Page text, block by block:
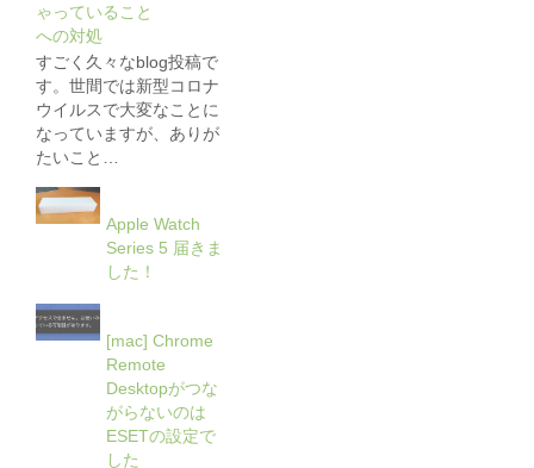
ゃっていること
への対処
すごく久々なblog投稿で
す。世間では新型コロナ
ウイルスで大変なことに
なっていますが、ありが
たいこと…
Apple Watch
Series 5 届きま
した！
[mac] Chrome
Remote
Desktopがつな
がらないのは
ESETの設定で
した